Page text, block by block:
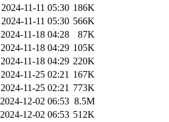
2024-11-11 05:30 186K
2024-11-11 05:30 566K
2024-11-18 04:28
87K
2024-11-18 04:29 105K
2024-11-18 04:29 220K
2024-11-25 02:21 167K
2024-11-25 02:21 773K
2024-12-02 06:53 8.5M
2024-12-02 06:53 512K